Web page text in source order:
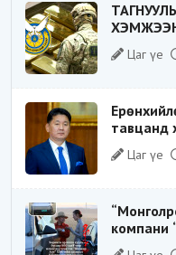
ХИЛЭЭР
Цаг үе
тавцанд
шударга
Цаг үе
компани